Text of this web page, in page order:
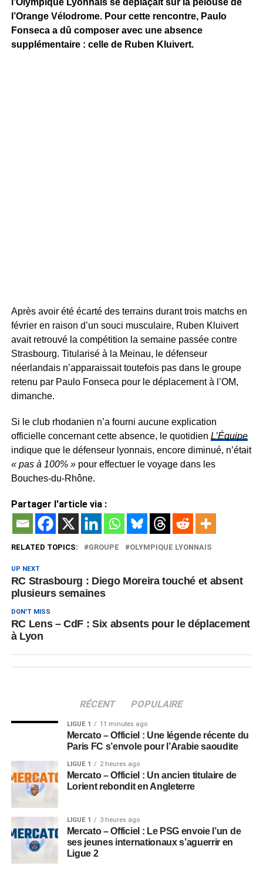
l’Olympique Lyonnais se déplaçait sur la pelouse de
l’Orange Vélodrome. Pour cette rencontre, Paulo
Fonseca a dû composer avec une absence
supplémentaire : celle de Ruben Kluivert.
Après avoir été écarté des terrains durant trois matchs en
février en raison d’un souci musculaire, Ruben Kluivert
avait retrouvé la compétition la semaine passée contre
Strasbourg. Titularisé à la Meinau, le défenseur
néerlandais n’apparaissait toutefois pas dans le groupe
retenu par Paulo Fonseca pour le déplacement à l’OM,
dimanche.
Si le club rhodanien n’a fourni aucune explication
officielle concernant cette absence, le quotidien L’Équipe
indique que le défenseur lyonnais, encore diminué, n’était
« pas à 100% »pour effectuer le voyage dans les
Bouches-du-Rhône.
Partager l'article via :
RELATED TOPICS: GROUPE OLYMPIQUE LYONNAIS
UP NEXT
RC Strasbourg : Diego Moreira touché et absent
plusieurs semaines
DON'T MISS
RC Lens – CdF : Six absents pour le déplacement
à Lyon
RÉCENT POPULAIRE
LIGUE 1 11 minutes ago
Mercato – Officiel : Une légende récente du
Paris FC s’envole pour l’Arabie saoudite
LIGUE 1 2 heures ago
Mercato – Officiel : Un ancien titulaire de
Lorient rebondit en Angleterre
LIGUE 1 3 heures ago
Mercato – Officiel : Le PSG envoie l’un de
ses jeunes internationaux s’aguerrir en
Ligue 2